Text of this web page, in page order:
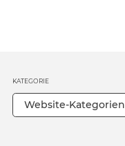
KATEGORIE
Website-Kategorien